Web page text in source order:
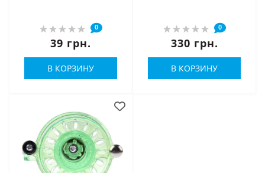
0
39 грн.
В КОРЗИНУ
0
330 грн.
В КОРЗИНУ